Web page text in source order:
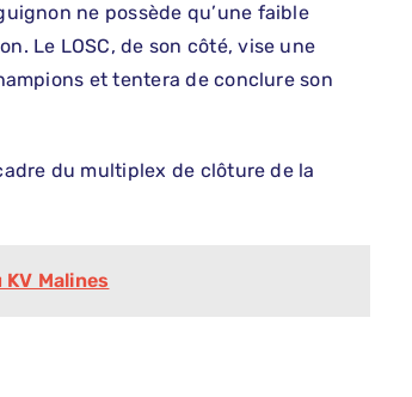
ne possède qu’une faible
Le LOSC, de son côté, vise une
et tentera de conclure son
du multiplex de clôture de la
Malines